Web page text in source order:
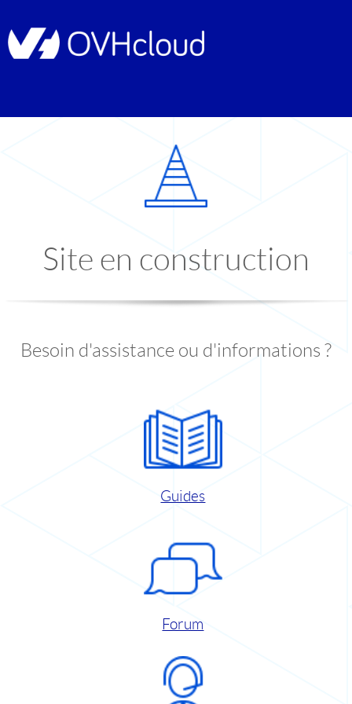
Site en construction
Besoin d'assistance ou d'informations ?
Guides
Forum